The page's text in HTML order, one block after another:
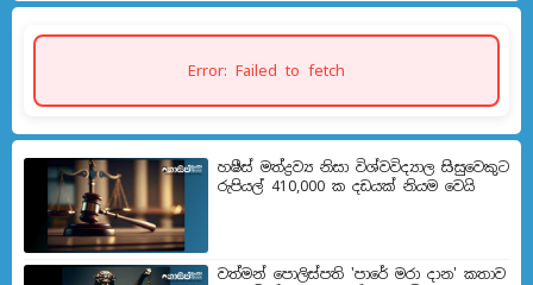
Error: Failed to fetch
හෂීස් මත්ද්‍රව්‍ය නිසා විශ්වවිද්‍යාල සිසුවෙකුට
රුපියල් 410,000 ක දඩයක් නියම වෙයි
වත්මන් පොලිස්පති 'පාරේ මරා දාන' කතාව